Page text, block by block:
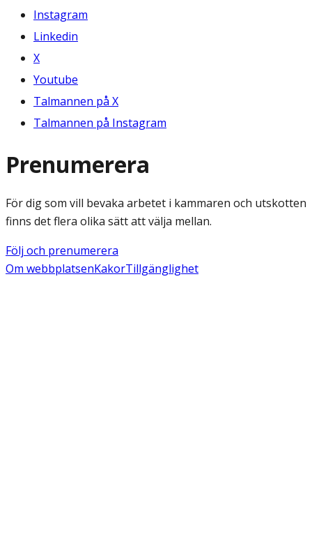
Instagram
Linkedin
X
Youtube
Talmannen på X
Talmannen på Instagram
Prenumerera
För dig som vill bevaka arbetet i kammaren och utskotten
finns det flera olika sätt att välja mellan.
Följ och prenumerera
Om webbplatsenKakorTillgänglighet